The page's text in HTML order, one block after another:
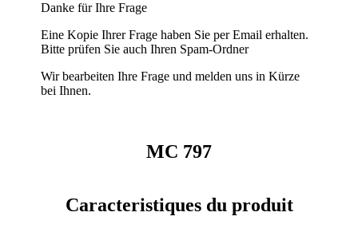
Danke für Ihre Frage
Eine Kopie Ihrer Frage haben Sie per Email erhalten.
Bitte prüfen Sie auch Ihren Spam-Ordner
Wir bearbeiten Ihre Frage und melden uns in Kürze
bei Ihnen.
MC 797
Caracteristiques du produit